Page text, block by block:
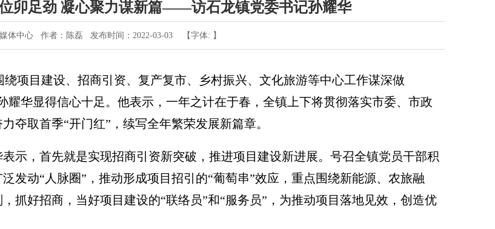
位卯足劲 凝心聚力谋新篇——访石龙镇党委书记孙耀华
媒体中心 作者：陈磊 发布时间：2022-03-03 【字体: 】
项目建设、招商引资、复产复市、乡村振兴、文化旅游等中心工作谋深做
耀华显得信心十足。他表示，一年之计在于春，全镇上下将贯彻落实市委、市政
夺取首季“开门红”，续写全年繁荣发展新篇章。
，首先就是实现招商引资新突破，推进项目建设新进展。号召全镇党员干部积
发动“人脉圈”，推动形成项目招引的“葡萄串”效应，重点围绕新能源、农旅融
抓好招商，当好项目建设的“联络员”和“服务员”，为推动项目落地见效，创造优